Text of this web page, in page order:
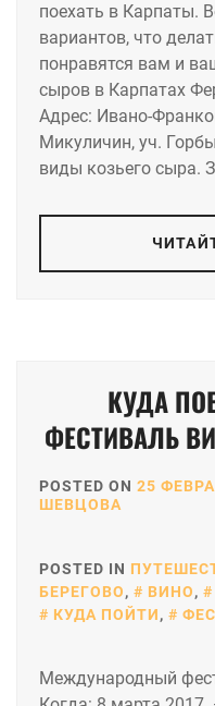
поехать в Карпаты.
вариантов, что
понравятся вам и
сыров в Карпатах
Адрес: Ивано-
Микуличин, уч.
виды козьего сыра.
КУДА
ФЕСТИВАЛЬ
POSTED ON 25
ШЕВЦОВА
POSTED IN
БЕРЕГОВО, ВИНО,
КУДА ПОЙТИ,
Международный